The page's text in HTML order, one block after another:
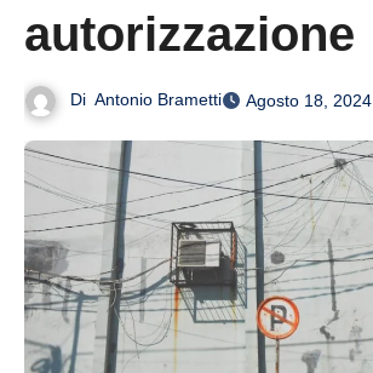
autorizzazione
Di Antonio Brametti Agosto 18, 2024